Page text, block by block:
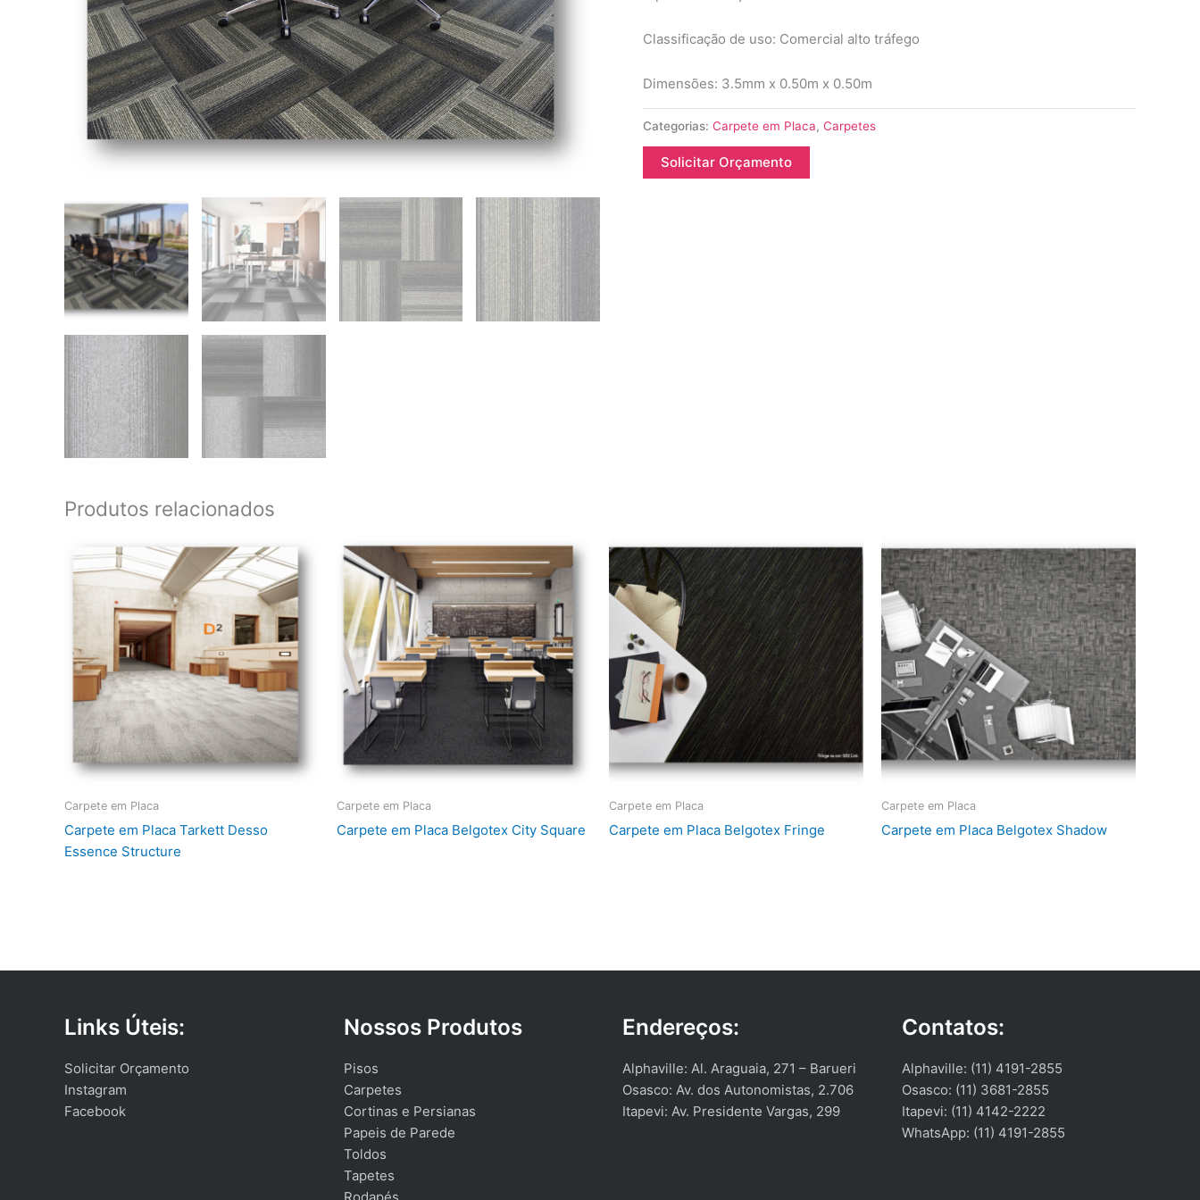
Classificação de uso: Comercial alto tráfego
Dimensões: 3.5mm x 0.50m x 0.50m
Categorias: Carpete em Placa, Carpetes
Solicitar Orçamento
Produtos relacionados
Carpete em Placa
Carpete em Placa Tarkett Desso
Essence Structure
Carpete em Placa
Carpete em Placa Belgotex City Square
Carpete em Placa
Carpete em Placa Belgotex Fringe
Carpete em Placa
Carpete em Placa Belgotex Shadow
Links Úteis:
Solicitar Orçamento
Instagram
Facebook
Nossos Produtos
Pisos
Carpetes
Cortinas e Persianas
Papeis de Parede
Toldos
Tapetes
Endereços:
Alphaville: Al. Araguaia, 271 – Barueri
Osasco: Av. dos Autonomistas, 2.706
Itapevi: Av. Presidente Vargas, 299
Contatos:
Alphaville: (11) 4191-2855
Osasco: (11) 3681-2855
Itapevi: (11) 4142-2222
WhatsApp: (11) 4191-2855